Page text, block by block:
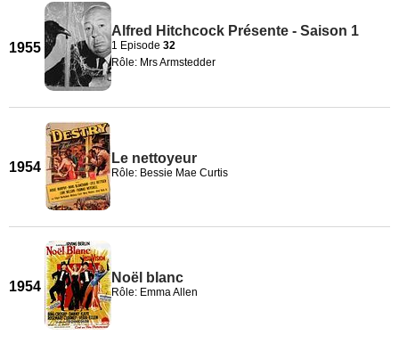
1955
Alfred Hitchcock Présente - Saison 1
1 Episode 32
Rôle: Mrs Armstedder
1954
Le nettoyeur
Rôle: Bessie Mae Curtis
1954
Noël blanc
Rôle: Emma Allen